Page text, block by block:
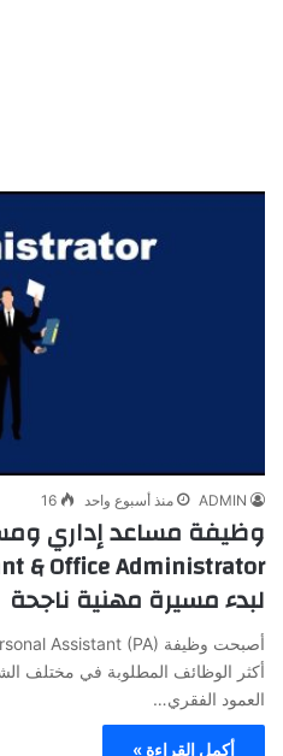
ADMIN منذ أسبوع واحد 16
لبدء مسيرة مهنية ناجحة
أكثر الوظائف المطلوبة في مختلف
العمود الفقري…
أكمل القراءة »